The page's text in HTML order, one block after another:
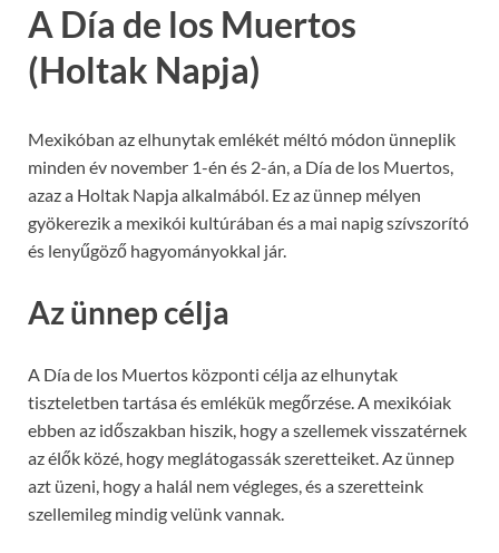
A Día de los Muertos
(Holtak Napja)
Mexikóban az elhunytak emlékét méltó módon ünneplik
minden év november 1-én és 2-án, a Día de los Muertos,
azaz a Holtak Napja alkalmából. Ez az ünnep mélyen
gyökerezik a mexikói kultúrában és a mai napig szívszorító
és lenyűgöző hagyományokkal jár.
Az ünnep célja
A Día de los Muertos központi célja az elhunytak
tiszteletben tartása és emlékük megőrzése. A mexikóiak
ebben az időszakban hiszik, hogy a szellemek visszatérnek
az élők közé, hogy meglátogassák szeretteiket. Az ünnep
azt üzeni, hogy a halál nem végleges, és a szeretteink
szellemileg mindig velünk vannak.